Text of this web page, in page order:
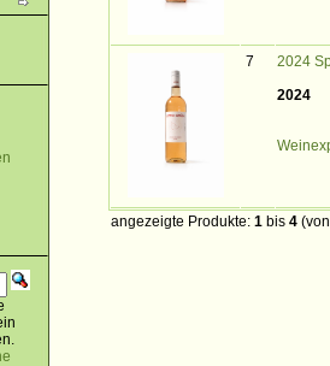
7
2024
2024
angezeigte Produkte: 1 bis 4